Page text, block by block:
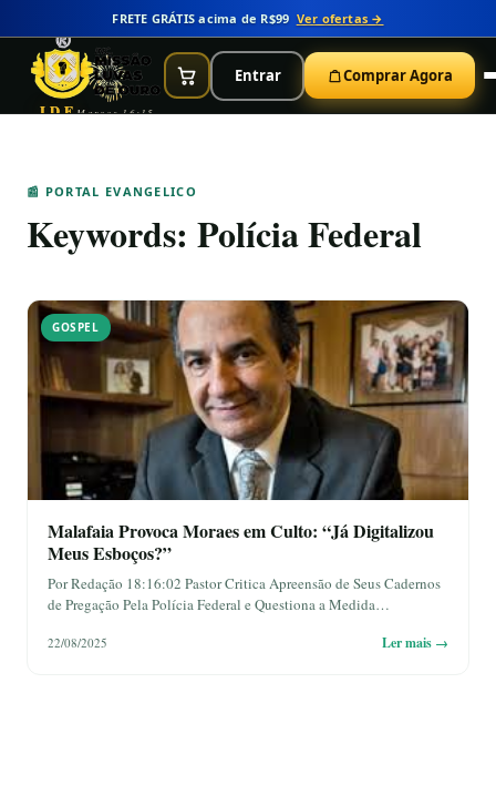
FRETE GRÁTIS acima de R$99 Ver ofertas →
IDEMarcos 16:15
Entrar Comprar Agora
📰 PORTAL EVANGELICO
Keywords: Polícia Federal
GOSPEL
Malafaia Provoca Moraes em Culto: “Já Digitalizou
Meus Esboços?”
Por Redação 18:16:02 Pastor Critica Apreensão de Seus Cadernos
de Pregação Pela Polícia Federal e Questiona a Medida…
22/08/2025 Ler mais →